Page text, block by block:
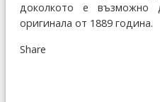
доколкото е възможно
оригинала от 1889 година.
Share